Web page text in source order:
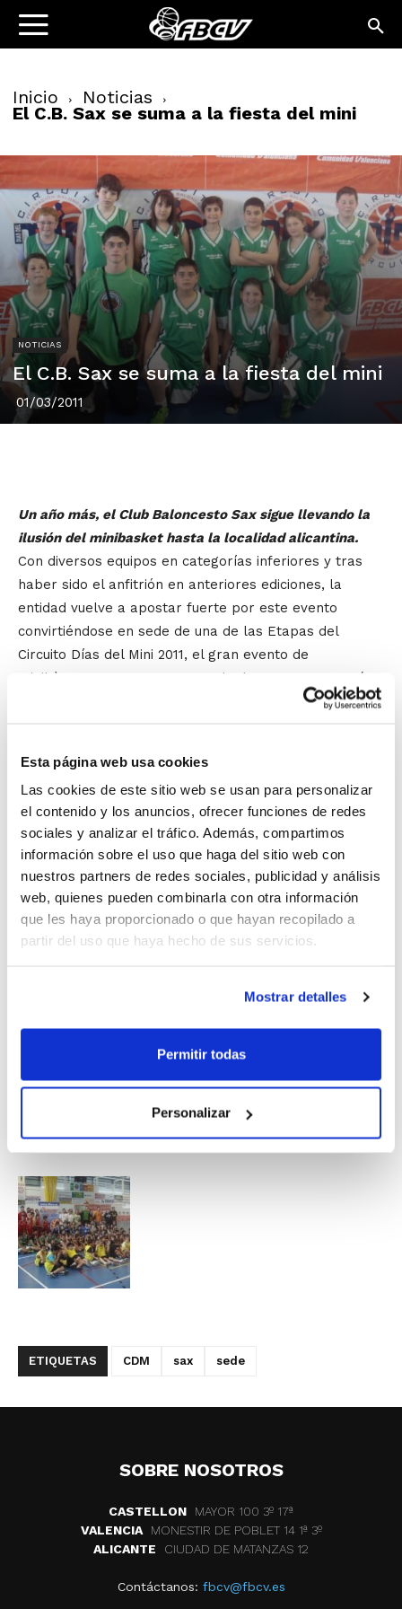
Esta página web usa cookies
Las cookies de este sitio web se usan para personalizar
el contenido y los anuncios, ofrecer funciones de redes
sociales y analizar el tráfico. Además, compartimos
información sobre el uso que haga del sitio web con
nuestros partners de redes sociales, publicidad y análisis
web, quienes pueden combinarla con otra información
que les haya proporcionado o que hayan recopilado a
partir del uso que haya hecho de sus servicios.
Mostrar detalles
Permitir todas
Personalizar
Inicio Noticias
El C.B. Sax se suma a la fiesta del mini
NOTICIAS
El C.B. Sax se suma a la fiesta del mini
01/03/2011
Un año más, el Club Baloncesto Sax sigue llevando la
ilusión del minibasket hasta la localidad alicantina.
Con diversos equipos en categorías inferiores y tras
haber sido el anfitrión en anteriores ediciones, la
entidad vuelve a apostar fuerte por este evento
convirtiéndose en sede de una de las Etapas del
Circuito Días del Mini 2011, el gran evento de
minibàsquet que pone en marcha la FBCV y que está
abierto a la participación de todos aquellos equipos
Concretamente, la Etapa en Sax se celebrará el17 de
abrilen categoría Benjamín, con la participación de
ocho equipos de la categoría.
Si quieres unirte al C.B. Marcelina Benifaió y al C.B. Sax
para ser el anfitrión de una de las Etapas del CDM
Alevín o el CDM Benjamín, solicita ser sede. El plazo
en la FBCV, siempre que se
cumpla con los requisitos establecidos.
ETIQUETAS CDM sax sede
SOBRE NOSOTROS
CASTELLON
MAYOR 100 3º 17ª
VALENCIA
MONESTIR DE POBLET 14 1ª 3º
ALICANTE
CIUDAD DE MATANZAS 12
Contáctanos: fbcv@fbcv.es